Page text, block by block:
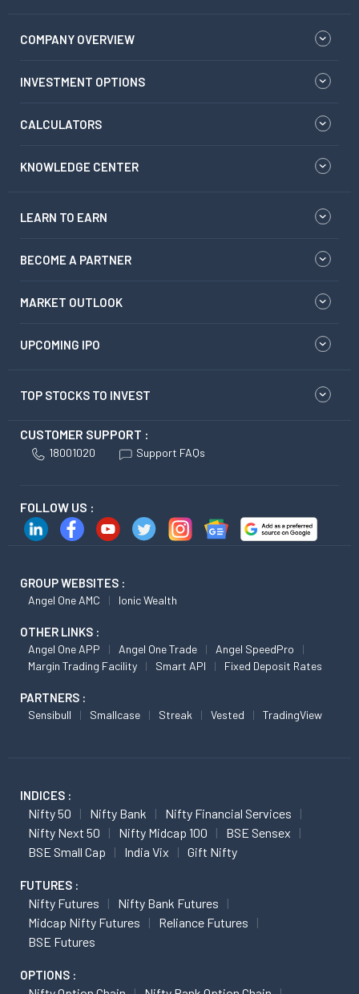
COMPANY OVERVIEW
INVESTMENT OPTIONS
CALCULATORS
KNOWLEDGE CENTER
LEARN TO EARN
BECOME A PARTNER
MARKET OUTLOOK
UPCOMING IPO
TOP STOCKS TO INVEST
CUSTOMER SUPPORT :
18001020 Support FAQs
FOLLOW US :
GROUP WEBSITES :
Angel One AMC Ionic Wealth
OTHER LINKS :
Angel One APP Angel One Trade
Angel SpeedPro
Margin Trading Facility
Smart API Fixed Deposit Rates
PARTNERS :
Sensibull Smallcase Streak Vested TradingView
INDICES :
Nifty 50 Nifty Bank
Nifty Financial Services
Nifty Next 50
Nifty Midcap 100
BSE Sensex
BSE Small Cap
India Vix Gift Nifty
FUTURES :
Nifty Futures
Nifty Bank Futures
Midcap Nifty Futures
Reliance Futures
BSE Futures
OPTIONS :